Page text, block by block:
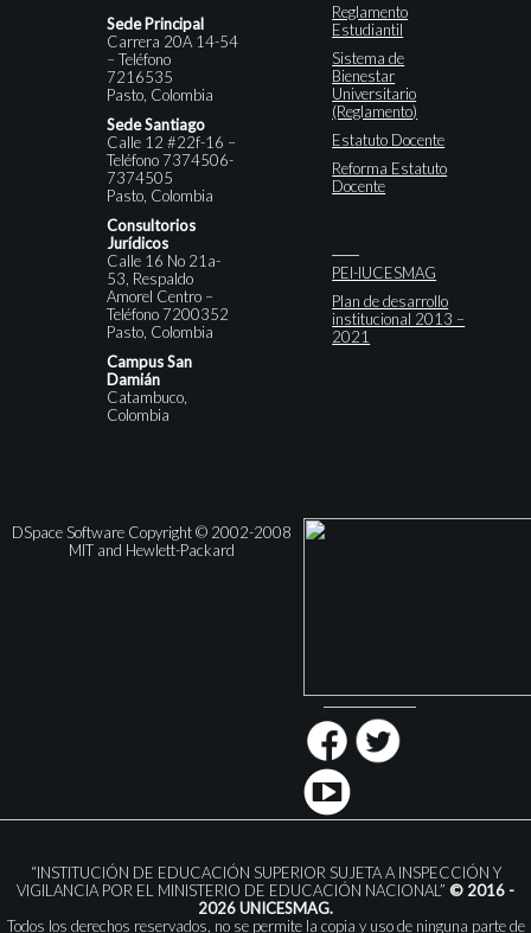
Sede Principal
Carrera 20A 14-54
– Teléfono
7216535
Pasto, Colombia
Sede Santiago
Calle 12 #22f-16 –
Teléfono 7374506-
7374505
Pasto, Colombia
Consultorios
Jurídicos
Calle 16 No 21a-
53, Respaldo
Amorel Centro –
Teléfono 7200352
Pasto, Colombia
Campus San
Damián
Catambuco,
Colombia
Reglamento
Estudiantil
Sistema de
Bienestar
Universitario
(Reglamento)
Estatuto Docente
Reforma Estatuto
Docente
PEI-IUCESMAG
Plan de desarrollo
institucional 2013 –
2021
DSpace Software Copyright © 2002-2008
MIT and Hewlett-Packard
“INSTITUCIÓN DE EDUCACIÓN SUPERIOR SUJETA A INSPECCIÓN Y
VIGILANCIA POR EL MINISTERIO DE EDUCACIÓN NACIONAL” © 2016 -
2026 UNICESMAG.
Todos los derechos reservados, no se permite la copia y uso de ninguna parte de